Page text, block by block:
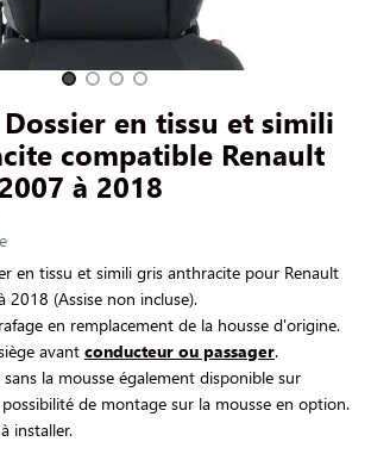
Dossier en tissu et simili
compatible Renault
à 2018
en tissu et simili gris anthracite pour Renault
2018 (Assise non incluse).
en remplacement de la housse d'origine.
avant conducteur ou passager.
la mousse également disponible sur
de montage sur la mousse en option.
installer.